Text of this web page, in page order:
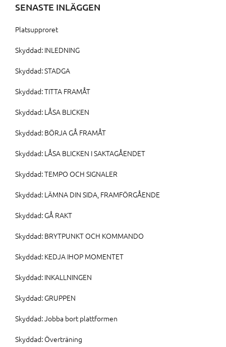
SENASTE INLÄGGEN
Platsupproret
Skyddad: INLEDNING
Skyddad: STADGA
Skyddad: TITTA FRAMÅT
Skyddad: LÅSA BLICKEN
Skyddad: BÖRJA GÅ FRAMÅT
Skyddad: LÅSA BLICKEN I SAKTAGÅENDET
Skyddad: TEMPO OCH SIGNALER
Skyddad: LÄMNA DIN SIDA, FRAMFÖRGÅENDE
Skyddad: GÅ RAKT
Skyddad: BRYTPUNKT OCH KOMMANDO
Skyddad: KEDJA IHOP MOMENTET
Skyddad: INKALLNINGEN
Skyddad: GRUPPEN
Skyddad: Jobba bort plattformen
Skyddad: Överträning